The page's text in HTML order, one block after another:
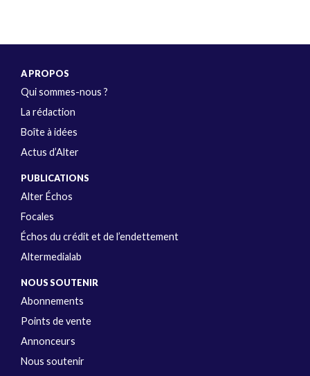
A PROPOS
Qui sommes-nous ?
La rédaction
Boîte à idées
Actus d’Alter
PUBLICATIONS
Alter Échos
Focales
Échos du crédit et de l’endettement
Altermedialab
NOUS SOUTENIR
Abonnements
Points de vente
Annonceurs
Nous soutenir